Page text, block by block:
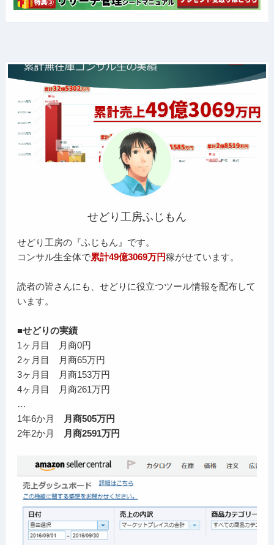
せどり工房ふじもん
せどり工房の『ふじもん』です。
コンサル生全体で累計49億3069万円稼がせています。
読者の皆さんにも、せどりに役立つツール情報を配布して
います。
■せどりの実績
1ヶ月目 月商0円
2ヶ月目 月商65万円
3ヶ月目 月商153万円
4ヶ月目 月商261万円
…
1年6か月
月商505万円
2年2か月
月商2591万円